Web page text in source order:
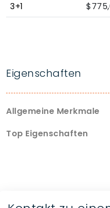
3+1
Eigenschaften
Allgemeine Merkmale
Top Eigenschaften